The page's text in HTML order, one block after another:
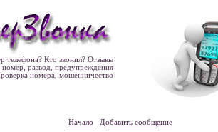
телефона? Кто звонил? Отзывы
номер, развод, предупреждения
номера, мошенничество
Начало Добавить сообщение